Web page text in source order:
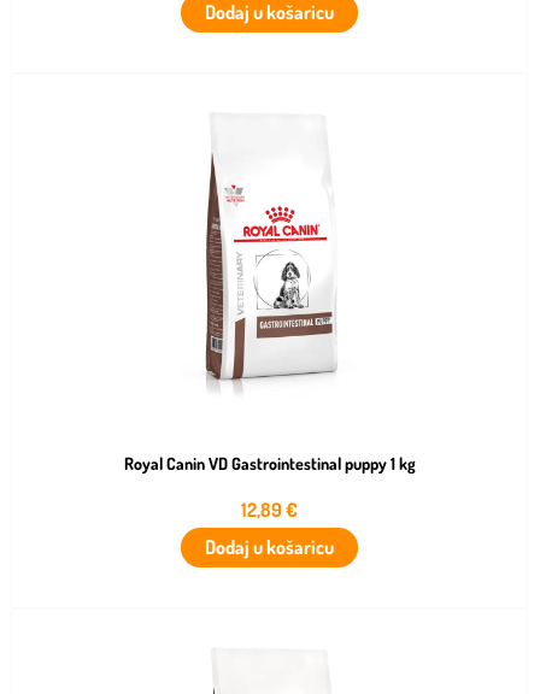
Dodaj u košaricu
Royal Canin VD Gastrointestinal puppy 1 kg
12,89€
Dodaj u košaricu